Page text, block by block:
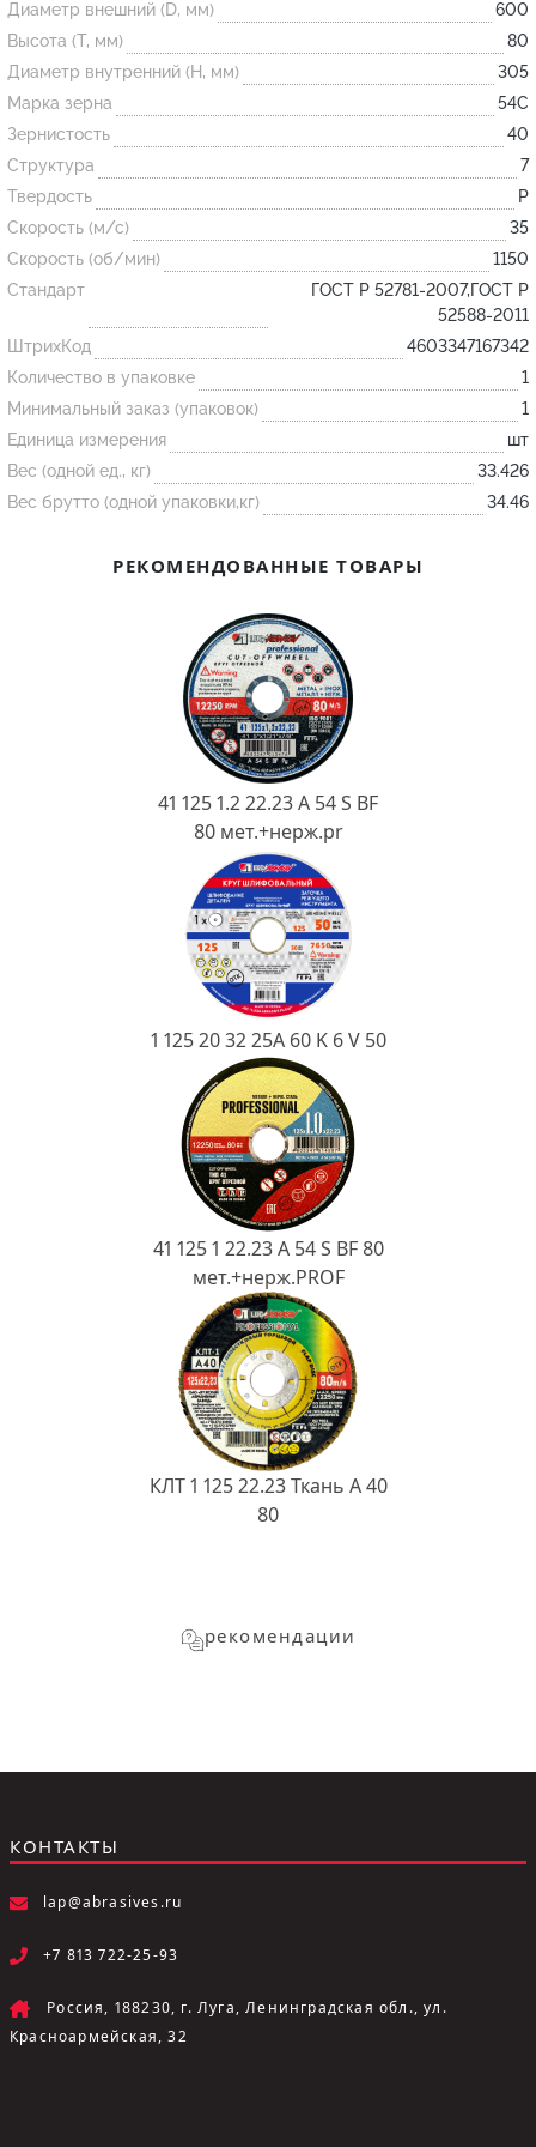
Огнеупорные
изделия
Скачать каталог
Тигель
Муфель
Черпак
Шербер
Трубка
Стержень
Пробка
Подставка
Лодочка
Контакт
Огнеупорная SiC смесь
Диаметр внешний (D, мм)
600
Высота (T, мм)
80
Диаметр внутренний (H, мм)
305
Марка зерна
54С
Зернистость
40
Структура
7
Твердость
P
Скорость (м/с)
35
Скорость (об/мин)
1150
Стандарт
ГОСТ Р 52781-2007,ГОСТ Р
52588-2011
ШтрихКод
4603347167342
Количество в упаковке
1
Минимальный заказ (упаковок)
1
Единица измерения
шт
Вес (одной ед., кг)
33.426
Вес брутто (одной упаковки,кг)
34.46
РЕКОМЕНДОВАННЫЕ ТОВАРЫ
41 125 1.2 22.23 A 54 S BF
80 мет.+нерж.pr
1 125 20 32 25А 60 K 6 V 50
41 125 1 22.23 A 54 S BF 80
мет.+нерж.PROF
КЛТ 1 125 22.23 Ткань A 40
80
рекомендации
КОНТАКТЫ
lap@abrasives.ru
+7 813 722-25-93
Россия, 188230, г. Луга, Ленинградская обл., ул.
Красноармейская, 32